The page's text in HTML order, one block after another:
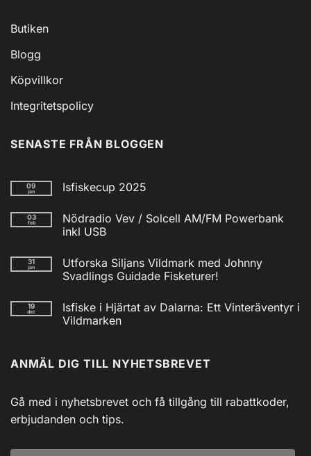
Butiken
Blogg
Köpvillkor
Integritetspolicy
SENASTE FRÅN BLOGGEN
09
jan Isfiskecup 2025
till
Isfiskecup
2025
03
feb
Nödradio Vev / Solcell AM/FM Powerbank
inkl USB
till
Nödradio
Vev
AM/FM
Powerbank
inkl
31
jan
Utforska Siljans Vildmark med Johnny
Svadlings Guidade Fisketurer!
till
Utforska
Siljans
Svadlings
Guidade
19
dec
Isfiske i Hjärtat av Dalarna: Ett Vinteräventyr i
Vildmarken
Isfiske
i
Dalarna:
Ett
Vinteräventyr
i
ANMÄL DIG TILL NYHETSBREVET
Gå med i nyhetsbrevet och få tillgång till rabattkoder,
erbjudanden och tips.